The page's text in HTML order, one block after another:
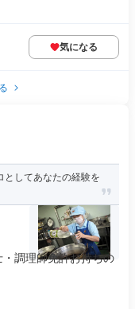
気になる
としてあなたの経験を
調理師免許お持ちの